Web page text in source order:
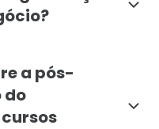
a pós-
do